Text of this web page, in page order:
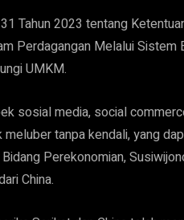
Tahun 2023 tentang
Perdagangan Melalui
UMKM.
sosial media, social
tanpa kendali, yang
Perekonomian,
China.